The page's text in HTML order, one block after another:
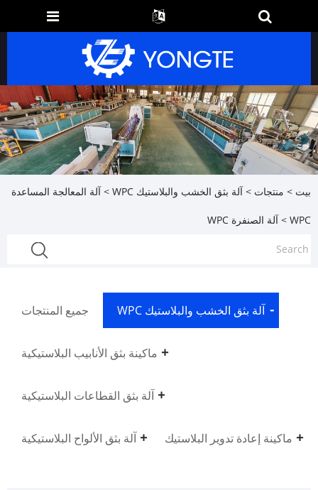
بيت > منتجات > آلة بثق الخشب والبلاستيك WPC > آلة المعالجة المساعدة
WPC > آلة الصنفرة WPC
جميع المنتجات آلة بثق الخشب والبلاستيك WPC
ماكينة بثق الأنابيب البلاستيكية
آلة بثق القطاعات البلاستيكية
آلة بثق الألواح البلاستيكية ماكينة إعادة تدوير البلاستيك